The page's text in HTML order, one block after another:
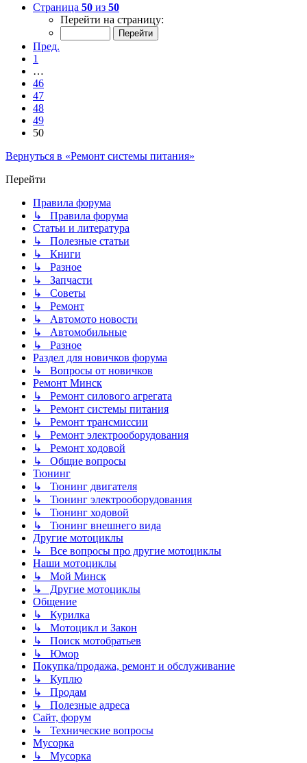
Страница 50 из 50
Перейти на страницу:
Пред.
1
…
46
47
48
49
50
Вернуться в «Ремонт системы питания»
Перейти
Правила форума
↳ Правила форума
Статьи и литература
↳ Полезные статьи
↳ Книги
↳ Разное
↳ Запчасти
↳ Советы
↳ Ремонт
↳ Автомото новости
↳ Автомобильные
↳ Разное
Раздел для новичков форума
↳ Вопросы от новичков
Ремонт Минск
↳ Ремонт силового агрегата
↳ Ремонт системы питания
↳ Ремонт трансмиссии
↳ Ремонт электрооборудования
↳ Ремонт ходовой
↳ Общие вопросы
Тюнинг
↳ Тюнинг двигателя
↳ Тюнинг электрооборудования
↳ Тюнинг ходовой
↳ Тюнинг внешнего вида
Другие мотоциклы
↳ Все вопросы про другие мотоциклы
Наши мотоциклы
↳ Мой Минск
↳ Другие мотоциклы
Общение
↳ Курилка
↳ Мотоцикл и Закон
↳ Поиск мотобратьев
↳ Юмор
Покупка/продажа, ремонт и обслуживание
↳ Куплю
↳ Продам
↳ Полезные адреса
Сайт, форум
↳ Технические вопросы
Мусорка
↳ Мусорка